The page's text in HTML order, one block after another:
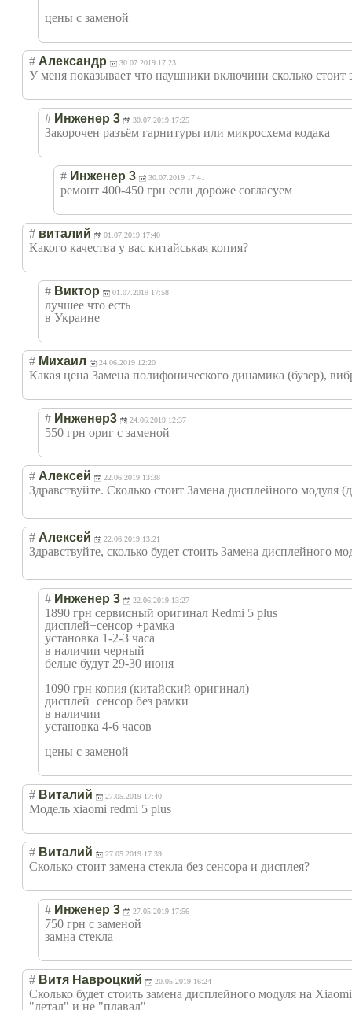
цены с заменой
# Александр 30.07.2019 17:23
У меня показывает что наушники включини сколько стоит
# Инженер 3 30.07.2019 17:25
Закорочен разъём гарнитуры или микросхема кодака
# Инженер 3 30.07.2019 17:41
ремонт 400-450 грн если дороже согласуем
# виталий 01.07.2019 17:40
Какого качества у вас китайськая копия?
# Виктор 01.07.2019 17:58
лучшее что есть
в Украине
# Михаил 24.06.2019 12:20
Какая цена Замена полифонического динамика (бузер),
# Инженер3 24.06.2019 12:37
550 грн ориг с заменой
# Алексей 22.06.2019 13:38
Здравствуйте. Сколько стоит Замена дисплейного модуля
# Алексей 22.06.2019 13:21
Здравствуйте, сколько будет стоить Замена дисплейного
# Инженер 3 22.06.2019 13:27
1890 грн сервисный оригинал Redmi 5 plus
дисплей+сенсор +рамка
установка 1-2-3 часа
в наличии черный
белые будут 29-30 июня
1090 грн копия (китайский оригинал)
дисплей+сенсор без рамки
в наличии
установка 4-6 часов
цены с заменой
# Виталий 27.05.2019 17:40
Модель xiaomi redmi 5 plus
# Виталий 27.05.2019 17:39
Сколько стоит замена стекла без сенсора и дисплея?
# Инженер 3 27.05.2019 17:56
750 грн с заменой
замна стекла
# Витя Навроцкий 20.05.2019 16:24
Сколько будет стоить замена дисплейного модуля на
"летал" и не "плавал"